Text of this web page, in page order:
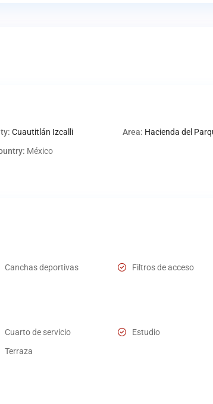
Cuautitlán Izcalli Area: Hacienda del
México
Canchas deportivas
Filtros de acceso
Cuarto de servicio
Estudio
Terraza